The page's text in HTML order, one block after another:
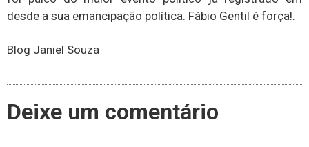
desde a sua emancipação política. Fábio Gentil é força!.
Blog Janiel Souza
Deixe um comentário